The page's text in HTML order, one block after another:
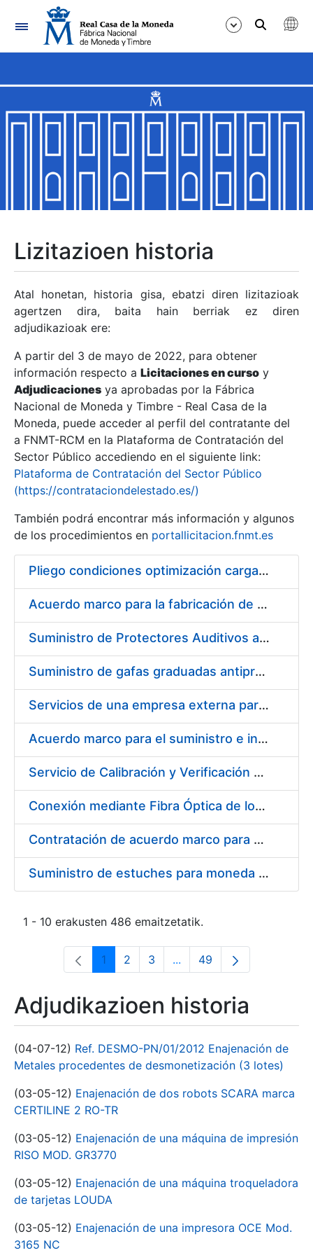
Nabigazioa
Erakutsi/Ezkutatu
Erakutsi/Ezkutatu
Erakutsi/Ezkutatu
Erakutsi/Ezkutatu
Erakutsi/Ezkutatu
Erakutsi/Ezkutatu
Erakutsi/Ezkutatu
Erakutsi/Ezkutatu
Lizitazioen historia
Atal honetan, historia gisa, ebatzi diren lizitazioak
agertzen dira, baita hain berriak ez diren
adjudikazioak ere:
A partir del 3 de mayo de 2022, para obtener
información respecto a Licitaciones en curso y
Adjudicaciones ya aprobadas por la Fábrica
Nacional de Moneda y Timbre - Real Casa de la
Moneda, puede acceder al perfil del contratante del
a FNMT-RCM en la Plataforma de Contratación del
Sector Público accediendo en el siguiente link:
Plataforma de Contratación del Sector Público
(https://contrataciondelestado.es/)
También podrá encontrar más información y algunos
de los procedimientos en portallicitacion.fnmt.es
Pliego condiciones optimización cargas compras firmado
Acuerdo marco para la fabricación de piezas
Suministro de Protectores Auditivos a medida para las personas trabajadoras de los Centros de Trabajo de Madrid y Burgos
Suministro de gafas graduadas antiproyecciones para los trabajadores de la FNMT-RCM en los centros de trabajo de Madrid y Burgos
Servicios de una empresa externa para el asesoramiento y resolución de los recursos de alzada que se presentan relacionados con procesos de selección para la FNMT-RCM
Acuerdo marco para el suministro e instalación de persianas, estores y otros complementos
Servicio de Calibración y Verificación Externa de los Equipos de Medición del Servicio de Prevención de la FNMT-RCM
Conexión mediante Fibra Óptica de los Centros de Proceso de Datos (CPDs) de las sedes de la FNMT-RCM de Burgos y Madrid
Contratación de acuerdo marco para el Suministro de Material de Electricidad para la Fábrica Nacional de Moneda y Timbre-Real Casa de la Moneda en su centro de trabajo de Burgos
Suministro de estuches para moneda de 30 €
1 - 10 erakusten 486 emaitzetatik.
Orrialdea
1 Orrialdea
2 Orrialdea
3 ...Intermediate Pages Use
Orrialdea
49
Adjudikazioen historia
(04-07-12) Ref. DESMO-PN/01/2012 Enajenación de
Metales procedentes de desmonetización (3 lotes)
(03-05-12) Enajenación de dos robots SCARA marca
CERTILINE 2 RO-TR
(03-05-12) Enajenación de una máquina de impresión
RISO MOD. GR3770
(03-05-12) Enajenación de una máquina troqueladora
de tarjetas LOUDA
(03-05-12) Enajenación de una impresora OCE Mod.
3165 NC